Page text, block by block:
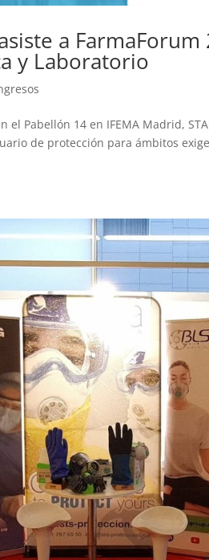
a
y Laboratorio
el Pabellón 14 en IFEMA Madrid,
de protección para ámbitos